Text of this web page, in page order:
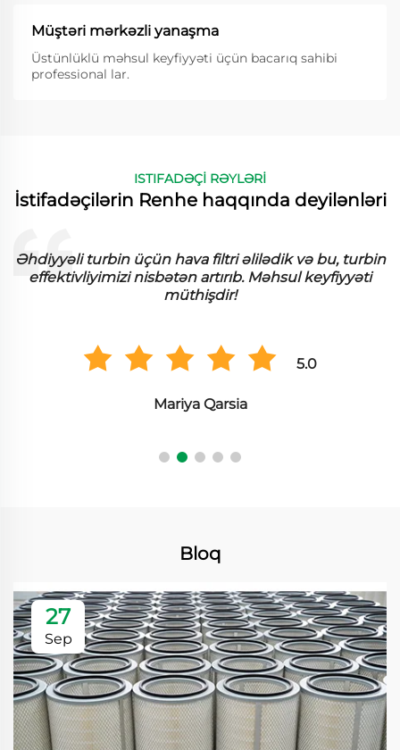
Müştəri mərkəzli yanaşma
Üstünlüklü məhsul keyfiyyəti üçün bacarıq sahibi
professional lar.
ISTIFADƏÇİ RƏYLƏRİ
İstifadəçilərin Renhe haqqında deyilənləri
Əhdiyyəli turbin üçün hava filtri əlilədik və bu, turbin
effektivliyimizi nisbətən artırıb. Məhsul keyfiyyəti
müthişdir!
5.0
Mariya Qarsia
Bloq
27
Sep